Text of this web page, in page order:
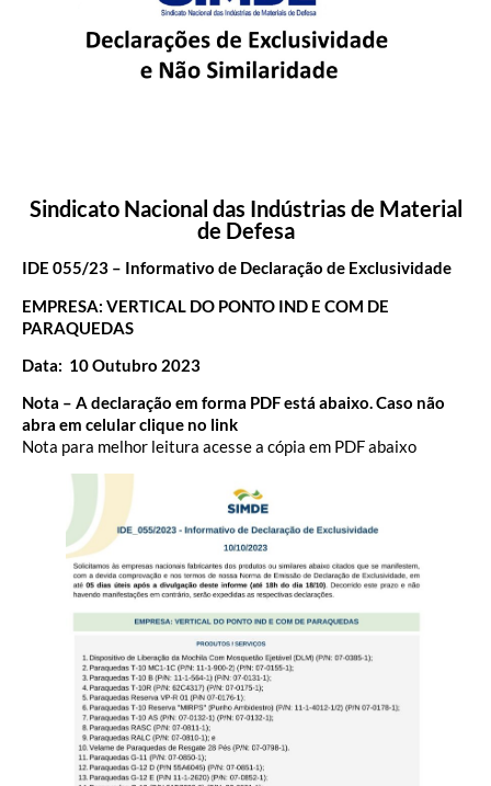
Sindicato Nacional das Indústrias de Material
de Defesa
IDE 055/23 – Informativo de Declaração de Exclusividade
EMPRESA: VERTICAL DO PONTO IND E COM DE
PARAQUEDAS
Data: 10 Outubro 2023
Nota – A declaração em forma PDF está abaixo. Caso não
abra em celular clique no link
Nota para melhor leitura acesse a cópia em PDF abaixo